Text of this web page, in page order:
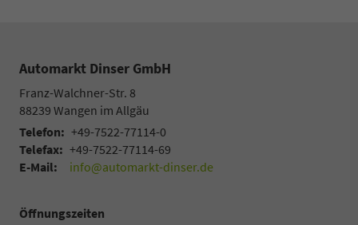
Automarkt Dinser GmbH
Franz-Walchner-Str. 8
88239 Wangen im Allgäu
Telefon: +49-7522-77114-0
Telefax: +49-7522-77114-69
E-Mail:
info@automarkt-dinser.de
Öffnungszeiten